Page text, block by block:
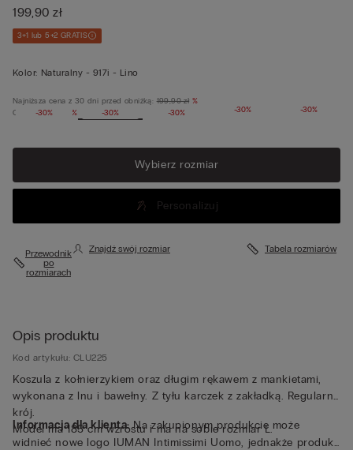
199,90 zł
3+1 lub 5+2 GRATIS
Kolor: Naturalny - 917i - Lino
-30% -30%
-30% -30% -30%
Najniższa cena z 30 dni przed obniżką: 199,90 zł %
Cena regularna:
%
Wybierz rozmiar
Personalizuj
Przewodnik
po
rozmiarach
Znajdź swój rozmiar Tabela rozmiarów
Opis produktu
Kod artykułu: CLU225
Koszula z kołnierzykiem oraz długim rękawem z mankietami,
wykonana z lnu i bawełny. Z tyłu karczek z zakładką. Regularny
krój.
Model ma 185 cm wzrostu i ma na sobie rozmiar L.
Informacja dla klienta:Na zakupionym produkcie może
widnieć nowe logo IUMAN Intimissimi Uomo, jednakże produkt